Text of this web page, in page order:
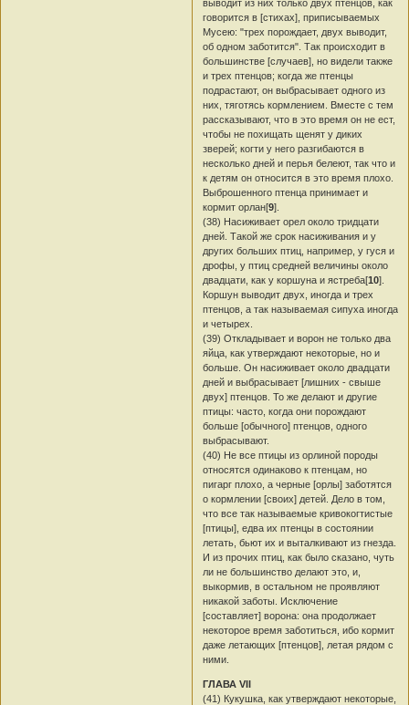
выводит из них только двух птенцов, как
говорится в [стихах], приписываемых
Мусею: "трех порождает, двух выводит,
об одном заботится". Так происходит в
большинстве [случаев], но видели также
и трех птенцов; когда же птенцы
подрастают, он выбрасывает одного из
них, тяготясь кормлением. Вместе с тем
рассказывают, что в это время он не ест,
чтобы не похищать щенят у диких
зверей; когти у него разгибаются в
несколько дней и перья белеют, так что и
к детям он относится в это время плохо.
Выброшенного птенца принимает и
кормит орлан[9].
(38) Насиживает орел около тридцати
дней. Такой же срок насиживания и у
других больших птиц, например, у гуся и
дрофы, у птиц средней величины около
двадцати, как у коршуна и ястреба[10].
Коршун выводит двух, иногда и трех
птенцов, а так называемая сипуха иногда
и четырех.
(39) Откладывает и ворон не только два
яйца, как утверждают некоторые, но и
больше. Он насиживает около двадцати
дней и выбрасывает [лишних - свыше
двух] птенцов. То же делают и другие
птицы: часто, когда они порождают
больше [обычного] птенцов, одного
выбрасывают.
(40) Не все птицы из орлиной породы
относятся одинаково к птенцам, но
пигарг плохо, а черные [орлы] заботятся
о кормлении [своих] детей. Дело в том,
что все так называемые кривокогтистые
[птицы], едва их птенцы в состоянии
летать, бьют их и выталкивают из гнезда.
И из прочих птиц, как было сказано, чуть
ли не большинство делают это, и,
выкормив, в остальном не проявляют
никакой заботы. Исключение
[составляет] ворона: она продолжает
некоторое время заботиться, ибо кормит
даже летающих [птенцов], летая рядом с
ними.
ГЛАВА VII
(41) Кукушка, как утверждают некоторые,